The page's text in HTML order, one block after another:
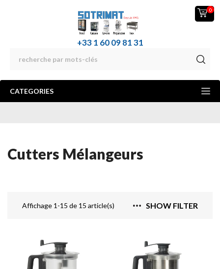
0
+33 1 60 09 81 31
CATEGORIES
Cutters Mélangeurs
SHOW FILTER
Affichage 1-15 de 15 article(s)